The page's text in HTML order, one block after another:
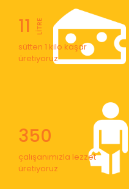
11 LİTRE
sütten 1 kilo kaşar
üretiyoruz
350
çalışanımızla lezzet
üretiyoruz